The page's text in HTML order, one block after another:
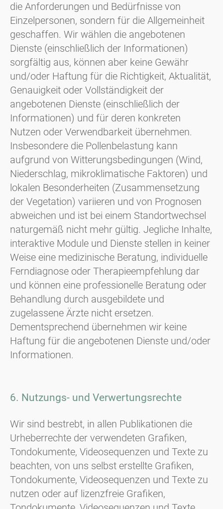
die Anforderungen und Bedürfnisse von
Einzelpersonen, sondern für die Allgemeinheit
geschaffen. Wir wählen die angebotenen
Dienste (einschließlich der Informationen)
sorgfältig aus, können aber keine Gewähr
und/oder Haftung für die Richtigkeit, Aktualität,
Genauigkeit oder Vollständigkeit der
angebotenen Dienste (einschließlich der
Informationen) und für deren konkreten
Nutzen oder Verwendbarkeit übernehmen.
Insbesondere die Pollenbelastung kann
aufgrund von Witterungsbedingungen (Wind,
Niederschlag, mikroklimatische Faktoren) und
lokalen Besonderheiten (Zusammensetzung
der Vegetation) variieren und von Prognosen
abweichen und ist bei einem Standortwechsel
naturgemäß nicht mehr gültig. Jegliche Inhalte,
interaktive Module und Dienste stellen in keiner
Weise eine medizinische Beratung, individuelle
Ferndiagnose oder Therapieempfehlung dar
und können eine professionelle Beratung oder
Behandlung durch ausgebildete und
zugelassene Ärzte nicht ersetzen.
Dementsprechend übernehmen wir keine
Haftung für die angebotenen Dienste und/oder
Informationen.
6. Nutzungs- und Verwertungsrechte
Wir sind bestrebt, in allen Publikationen die
Urheberrechte der verwendeten Grafiken,
Tondokumente, Videosequenzen und Texte zu
beachten, von uns selbst erstellte Grafiken,
Tondokumente, Videosequenzen und Texte zu
nutzen oder auf lizenzfreie Grafiken,